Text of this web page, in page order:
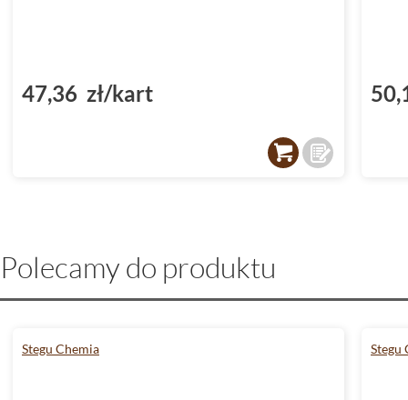
47,36 zł/kart
Polecamy do produktu
Stegu Chemia Stegu